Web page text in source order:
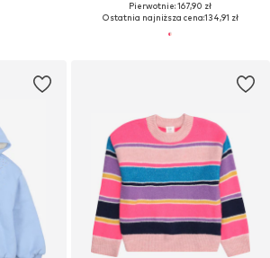
Pierwotnie: 167,90 zł
Ostatnia najniższa cena:134,91 zł